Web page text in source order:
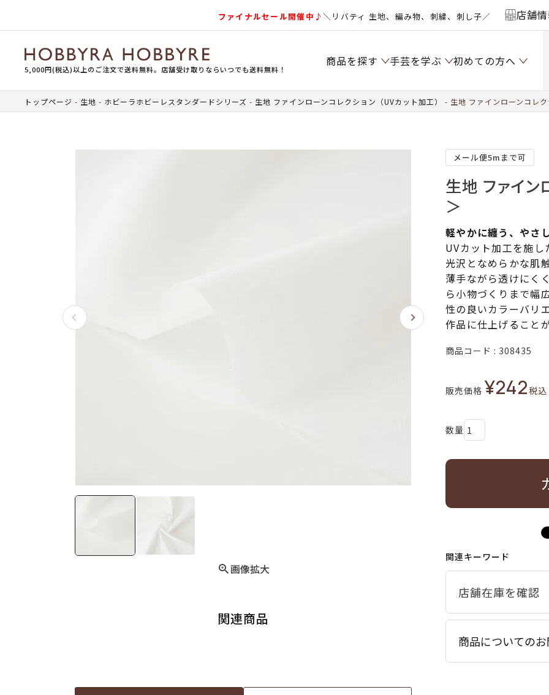
ファイナルセール開催中♪＼リバティ 生地、編み物、刺繍、刺し子／ 店舗
5,000円(税込)以上のご注文で送料無料。店舗受け取りならいつでも送料無料！
商品を探す 手芸を学ぶ 初めての方へ
トップページ 生地 ホビーラホビーレスタンダードシリーズ 生地 ファインローンコレクション（UVカット加工） 生地 ファインローンコレ
画像拡大
関連商品
メール便5mまで可
生地 ファイン
＞
軽やかに纏う、やさ
UVカット加工を施
光沢となめらかな肌
薄手ながら透けにく
ら小物づくりまで幅
性の良いカラーバリ
作品に仕上げること
商品コード 308435
販売価格 ¥242税込
関連キーワード
商品についての